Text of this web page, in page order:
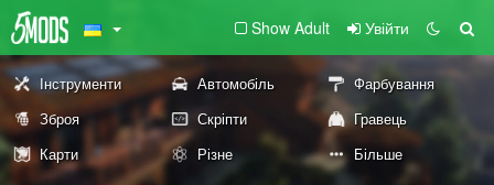
Show Adult Увійти
Інструменти Автомобіль
Фарбування
Зброя
Скріпти
Гравець
Карти
Різне Більше